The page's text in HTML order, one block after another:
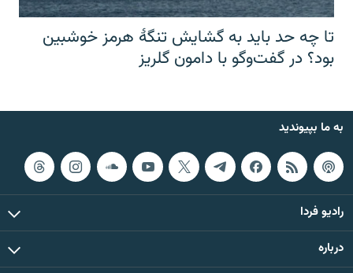
تا چه حد باید به گشایش تنگهٔ هرمز خوشبین
بود؟ در گفت‌وگو با دامون گلریز
به ما بپیوندید
رادیو فردا
درباره